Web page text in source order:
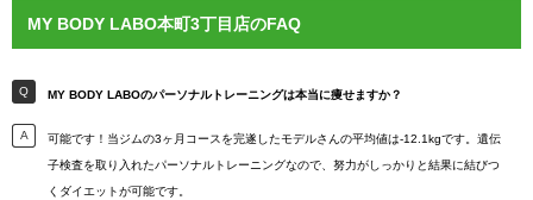
MY BODY LABO本町3丁目店のFAQ
MY BODY LABOのパーソナルトレーニングは本当に痩せますか？
可能です！当ジムの3ヶ月コースを完遂したモデルさんの平均値は-12.1kgです。遺伝
子検査を取り入れたパーソナルトレーニングなので、努力がしっかりと結果に結びつ
くダイエットが可能です。